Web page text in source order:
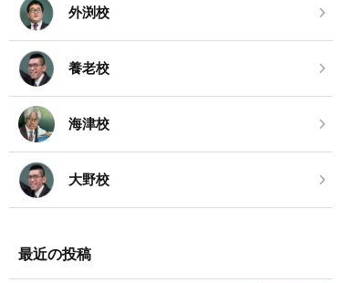
外渕校
養老校
海津校
大野校
最近の投稿